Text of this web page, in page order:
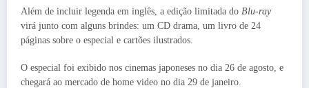
Além de incluir legenda em inglês, a edição limitada do Blu-ray
virá junto com alguns brindes: um CD drama, um livro de 24
páginas sobre o especial e cartões ilustrados.
O especial foi exibido nos cinemas japoneses no dia 26 de agosto, e
chegará ao mercado de home video no dia 29 de janeiro.